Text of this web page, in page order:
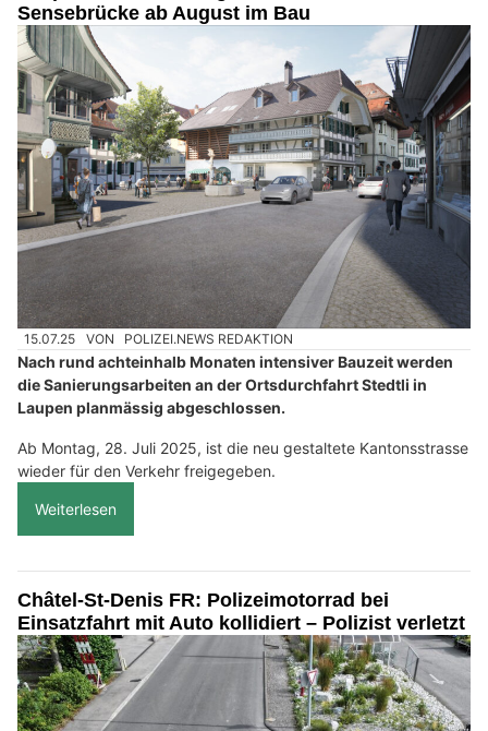
Sensebrücke ab August im Bau
15.07.25 VON POLIZEI.NEWS REDAKTION
Nach rund achteinhalb Monaten intensiver Bauzeit werden
die Sanierungsarbeiten an der Ortsdurchfahrt Stedtli in
Laupen planmässig abgeschlossen.
Ab Montag, 28. Juli 2025, ist die neu gestaltete Kantonsstrasse
wieder für den Verkehr freigegeben.
Weiterlesen
Châtel-St-Denis FR: Polizeimotorrad bei
Einsatzfahrt mit Auto kollidiert – Polizist verletzt